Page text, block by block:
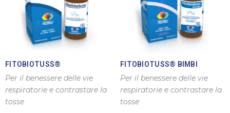
FITOBIOTUSS®
Per il benessere delle vie
respiratorie e contrastare la
tosse
FITOBIOTUSS® BIMBI
Per il benessere delle vie
respiratorie e contrastare la
tosse